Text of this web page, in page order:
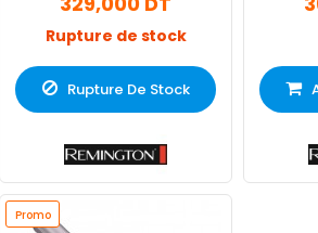
Rupture de stock
Rupture De Stock
Promo